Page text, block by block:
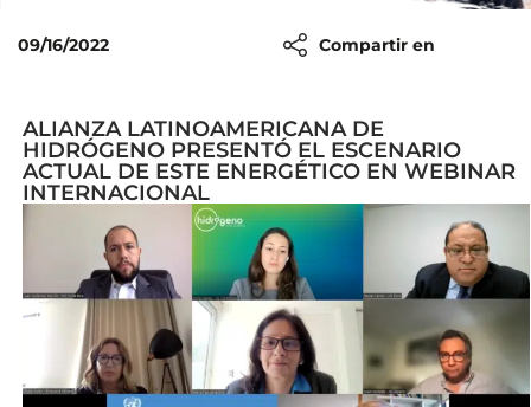
09/16/2022 Compartir en
ALIANZA LATINOAMERICANA DE
HIDRÓGENO PRESENTÓ EL ESCENARIO
ACTUAL DE ESTE ENERGÉTICO EN WEBINAR
INTERNACIONAL